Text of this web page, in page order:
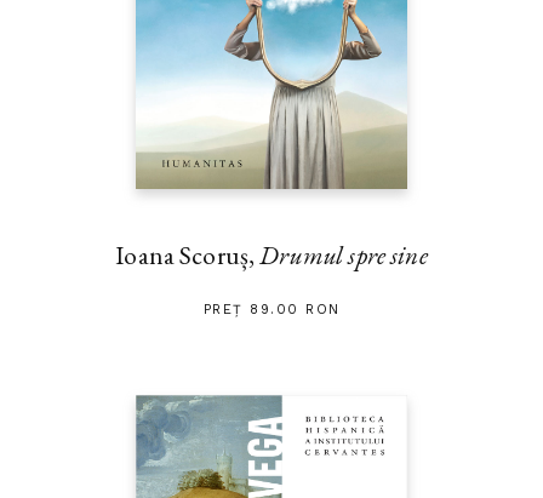
Ioana Scoruș,Drumul spre sine
PREȚ 89.00 RON